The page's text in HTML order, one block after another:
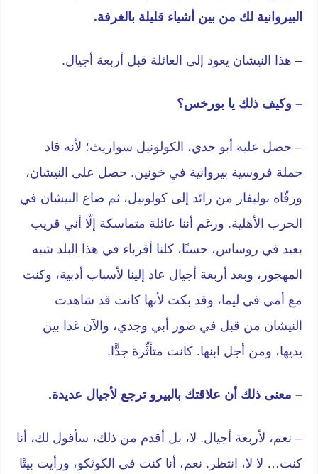
البيروانية لك من بين أشياء قليلة بالغرفة.
– هذا النيشان يعود إلى العائلة قبل أربعة أجيال.
– وكيف ذلك يا بورخس؟
– حصل عليه أبو جدي، الكولونيل سواريث؛ لأنه قاد
حملة فروسية بيروانية في خونين. حصل على النيشان،
ورقّاه بوليفار من رائد إلى كولونيل، ثم ضاع النيشان في
الحرب الأهلية. ورغم أننا عائلة متماسكة إلّا أني قريب
بعيد في روساس، حسنًا، كلنا أقرباء في هذا البلد شبه
المهجور، وبعد أربعة أجيال عاد إلينا لأسباب أدبية، وكنت
مع أمي في ليما، وقد بكت لأنها كانت قد شاهدت
النيشان من قبل في صور أبي وجدي، والآن غدا بين
يديها، ومن أجل ابنها. كانت متأثِّرة جدًّا.
– معنى ذلك أن علاقتك بالبيرو ترجع لأجيال عديدة.
– نعم، لأربعة أجيال. لا، بل أقدم من ذلك، سأقول لك، أنا
كنت… لا لا، انتظر. نعم، أنا كنت في الكوثكو، ورأيت بيتًا